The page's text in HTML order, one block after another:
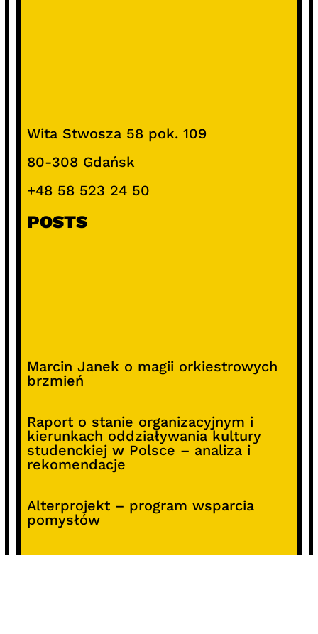
Wita Stwosza 58 pok. 109
80-308 Gdańsk
+48 58 523 24 50
POSTS
Marcin Janek o magii orkiestrowych
brzmień
Raport o stanie organizacyjnym i
kierunkach oddziaływania kultury
studenckiej w Polsce – analiza i
rekomendacje
Alterprojekt – program wsparcia
pomysłów
Koncert z okazji 30-lecia DKF „Miłość